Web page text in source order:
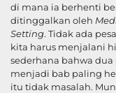
di mana ia berhenti
ditinggalkan oleh
Setting. Tidak ada
kita harus menjalani
sederhana bahwa
menjadi bab paling
itu tidak masalah.